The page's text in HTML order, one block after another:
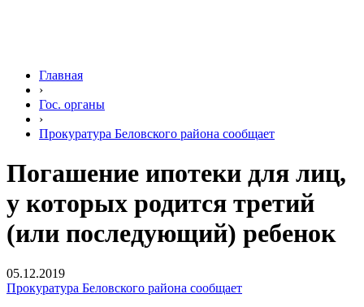
Главная
›
Гос. органы
›
Прокуратура Беловского района сообщает
Погашение ипотеки для лиц,
у которых родится третий
(или последующий) ребенок
05.12.2019
Прокуратура Беловского района сообщает